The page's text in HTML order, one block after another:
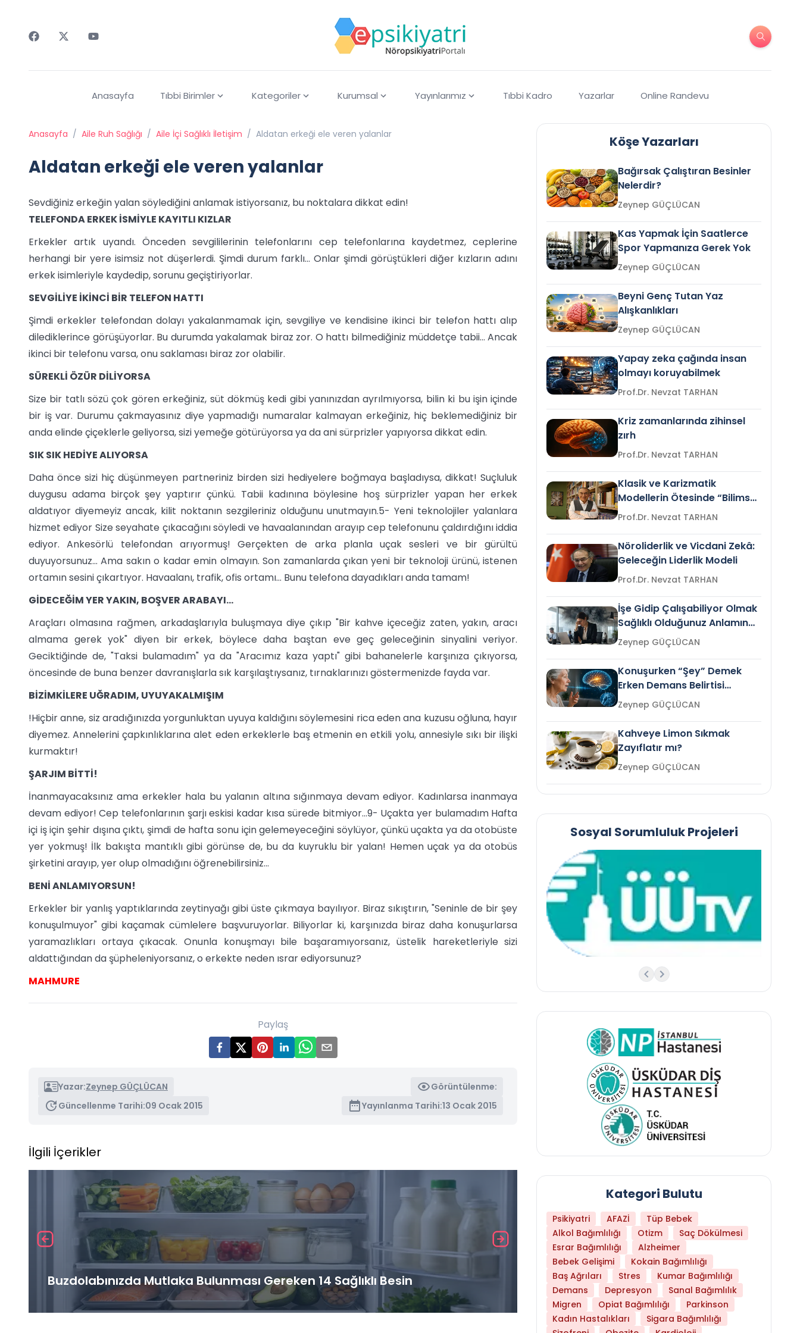
Anasayfa Tıbbi Birimler Kategoriler Kurumsal Yayınlarımız Tıbbi Kadro Yazarlar Online Randevu
Anasayfa / Aile Ruh Sağlığı / Aile İçi Sağlıklı İletişim / Aldatan erkeği ele veren yalanlar
Aldatan erkeği ele veren yalanlar
Sevdiğiniz erkeğin yalan söylediğini anlamak istiyorsanız, bu noktalara dikkat edin!
TELEFONDA ERKEK İSMİYLE KAYITLI KIZLAR
Erkekler artık uyandı. Önceden sevgililerinin telefonlarını cep telefonlarına kaydetmez, ceplerine
herhangi bir yere isimsiz not düşerlerdi. Şimdi durum farklı... Onlar şimdi görüştükleri diğer kızların adını
erkek isimleriyle kaydedip, sorunu geçiştiriyorlar.
SEVGİLİYE İKİNCİ BİR TELEFON HATTI
Şimdi erkekler telefondan dolayı yakalanmamak için, sevgiliye ve kendisine ikinci bir telefon hattı alıp
dilediklerince görüşüyorlar. Bu durumda yakalamak biraz zor. O hattı bilmediğiniz müddetçe tabii... Ancak
ikinci bir telefonu varsa, onu saklaması biraz zor olabilir.
SÜREKLİ ÖZÜR DİLİYORSA
Size bir tatlı sözü çok gören erkeğiniz, süt dökmüş kedi gibi yanınızdan ayrılmıyorsa, bilin ki bu işin içinde
bir iş var. Durumu çakmayasınız diye yapmadığı numaralar kalmayan erkeğiniz, hiç beklemediğiniz bir
anda elinde çiçeklerle geliyorsa, sizi yemeğe götürüyorsa ya da ani sürprizler yapıyorsa dikkat edin.
SIK SIK HEDİYE ALIYORSA
Daha önce sizi hiç düşünmeyen partneriniz birden sizi hediyelere boğmaya başladıysa, dikkat! Suçluluk
duygusu adama birçok şey yaptırır çünkü. Tabii kadınına böylesine hoş sürprizler yapan her erkek
aldatıyor diyemeyiz ancak, kilit noktanın sezgileriniz olduğunu unutmayın.5- Yeni teknolojiler yalanlara
hizmet ediyor Size seyahate çıkacağını söyledi ve havaalanından arayıp cep telefonunu çaldırdığını iddia
ediyor. Ankesörlü telefondan arıyormuş! Gerçekten de arka planla uçak sesleri ve bir gürültü
duyuyorsunuz... Ama sakın o kadar emin olmayın. Son zamanlarda çıkan yeni bir teknoloji ürünü, istenen
ortamın sesini çıkartıyor. Havaalanı, trafik, ofis ortamı... Bunu telefona dayadıkları anda tamam!
GİDECEĞİM YER YAKIN, BOŞVER ARABAYI...
Araçları olmasına rağmen, arkadaşlarıyla buluşmaya diye çıkıp "Bir kahve içeceğiz zaten, yakın, aracı
almama gerek yok" diyen bir erkek, böylece daha baştan eve geç geleceğinin sinyalini veriyor.
Geciktiğinde de, "Taksi bulamadım" ya da "Aracımız kaza yaptı" gibi bahanelerle karşınıza çıkıyorsa,
öncesinde de buna benzer davranışlarla sık karşılaştıysanız, tırnaklarınızı göstermenizde fayda var.
BİZİMKİLERE UĞRADIM, UYUYAKALMIŞIM
!Hiçbir anne, siz aradığınızda yorgunluktan uyuya kaldığını söylemesini rica eden ana kuzusu oğluna, hayır
diyemez. Annelerini çapkınlıklarına alet eden erkeklerle baş etmenin en etkili yolu, annesiyle sıkı bir ilişki
kurmaktır!
ŞARJIM BİTTİ!
İnanmayacaksınız ama erkekler hala bu yalanın altına sığınmaya devam ediyor. Kadınlarsa inanmaya
devam ediyor! Cep telefonlarının şarjı eskisi kadar kısa sürede bitmiyor...9- Uçakta yer bulamadım Hafta
içi iş için şehir dışına çıktı, şimdi de hafta sonu için gelemeyeceğini söylüyor, çünkü uçakta ya da otobüste
yer yokmuş! İlk bakışta mantıklı gibi görünse de, bu da kuyruklu bir yalan! Hemen uçak ya da otobüs
şirketini arayıp, yer olup olmadığını öğrenebilirsiniz...
BENİ ANLAMIYORSUN!
Erkekler bir yanlış yaptıklarında zeytinyağı gibi üste çıkmaya bayılıyor. Biraz sıkıştırın, "Seninle de bir şey
konuşulmuyor" gibi kaçamak cümlelere başvuruyorlar. Biliyorlar ki, karşınızda biraz daha konuşurlarsa
yaramazlıkları ortaya çıkacak. Onunla konuşmayı bile başaramıyorsanız, üstelik hareketleriyle sizi
aldattığından da şüpheleniyorsanız, o erkekte neden ısrar ediyorsunuz?
MAHMURE
Paylaş
Yazar:Zeynep GÜÇLÜCAN
Görüntülenme:
Güncellenme Tarihi:09 Ocak 2015 Yayınlanma Tarihi:13 Ocak 2015
İlgili İçerikler
Buzdolabınızda Mutlaka Bulunması Gereken 14 Sağlıklı Besin Hangi Yaşta Hangi Testi Yaptırmanız
Köşe Yazarları
Bağırsak Çalıştıran Besinler
Nelerdir?
Zeynep GÜÇLÜCAN
Kas Yapmak İçin Saatlerce
Spor Yapmanıza Gerek Yok
Zeynep GÜÇLÜCAN
Beyni Genç Tutan Yaz
Alışkanlıkları
Zeynep GÜÇLÜCAN
Yapay zeka çağında insan
olmayı koruyabilmek
Prof.Dr. Nevzat TARHAN
Kriz zamanlarında zihinsel
zırh
Prof.Dr. Nevzat TARHAN
Klasik ve Karizmatik
Modellerin Ötesinde “Bilimsel
Liderlik”
Prof.Dr. Nevzat TARHAN
Nöroliderlik ve Vicdani Zekâ:
Geleceğin Liderlik Modeli
Prof.Dr. Nevzat TARHAN
İşe Gidip Çalışabiliyor Olmak
Sağlıklı Olduğunuz Anlamına
Gelir mi?Zeynep GÜÇLÜCAN
Konuşurken “Şey” Demek
Erken Demans Belirtisi
Olabilir mi?Zeynep GÜÇLÜCAN
Kahveye Limon Sıkmak
Zayıflatır mı?
Zeynep GÜÇLÜCAN
Sosyal Sorumluluk Projeleri
Kategori Bulutu
Psikiyatri AFAZİ
Tüp Bebek
Alkol Bağımlılığı
Otizm
Saç Dökülmesi
Esrar Bağımlılığı
Alzheimer
Bebek Gelişimi
Kokain Bağımlılığı
Baş Ağrıları
Stres
Kumar Bağımlılığı
Demans
Depresyon
Sanal Bağımlılık
Migren
Opiat Bağımlılığı
Parkinson
Kadın Hastalıkları
Sigara Bağımlılığı